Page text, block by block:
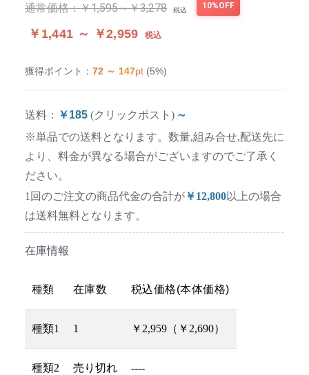
通常価格：￥1,595～￥3,278 税込 10%OFF
￥1,441 ～ ￥2,959 税込
獲得ポイント： 72 ～ 147pt (5%)
送料： ￥185 (クリックポスト) ～
※単品での送料となります。数量,組み合せ,配送先に
より、料金が異なる場合がございますのでご了承く
ださい。
1回のご注文の商品代金の合計が￥12,800以上の場合
は送料無料となります。
在庫情報
種類 在庫数 税込価格(本体価格)
種類1 1 ￥2,959（￥2,690）
種類2 売り切れ ----